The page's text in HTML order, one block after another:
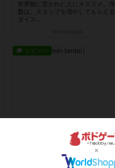
世界観に惹かれた人にオススメ。序
盤は、スタッフを増やしてもらえる
ダイス...
レビュー
名迷探偵
変わったジジ抜き推理がしたい人に
おススメ要素的には４要素ｘ４種類